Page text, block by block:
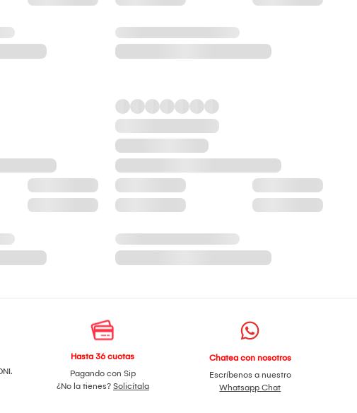
Hasta 36 cuotas
Pagando con Sip
¿No la tienes? Solicítala
Chatea con nosotros
Escríbenos a nuestro
Whatsapp Chat